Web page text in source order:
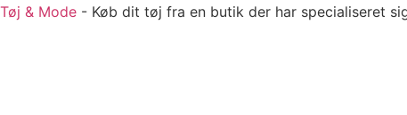
Tøj & Mode - Køb dit tøj fra en butik der har specialiseret